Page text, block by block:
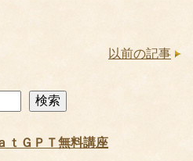
以前の記事
検索
ｔＧＰＴ無料講座